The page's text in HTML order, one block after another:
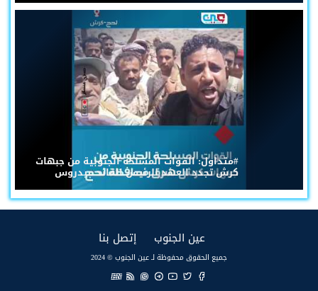
#متداول: القوات المسلحة الجنوبية من جبهات
كرش تجدد العهد للرئيس القائد عيدروس
عين الجنوب إتصل بنا
جميع الحقوق محفوظة لـ عين الجنوب © 2024
EN